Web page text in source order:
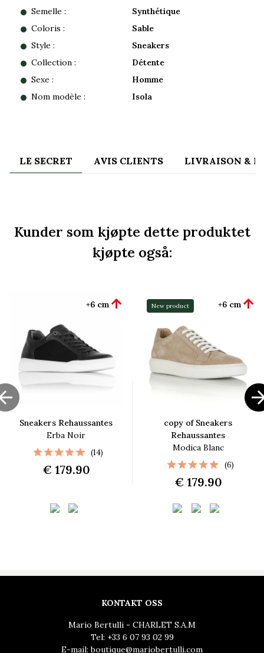
Semelle :
Synthétique
Coloris :
Sable
Style :
Sneakers
Collection :
Détente
Sexe :
Homme
Nom modèle :
Isola
LE SECRET AVIS CLIENTS LIVRAISON &
Kunder som kjøpte dette produktet
kjøpte også:
Sneakers Rehaussantes
Erba Noir
+6 cm 
(14)
€ 179.90
New product
copy of Sneakers
Rehaussantes
Modica Blanc
+6 cm 
(6)
€ 179.90
KONTAKT OSS
Mario Bertulli - CHARLET S.A.M
Tel: +33 6 07 93 02 99
E-mail:boutique@mariobertulli.com